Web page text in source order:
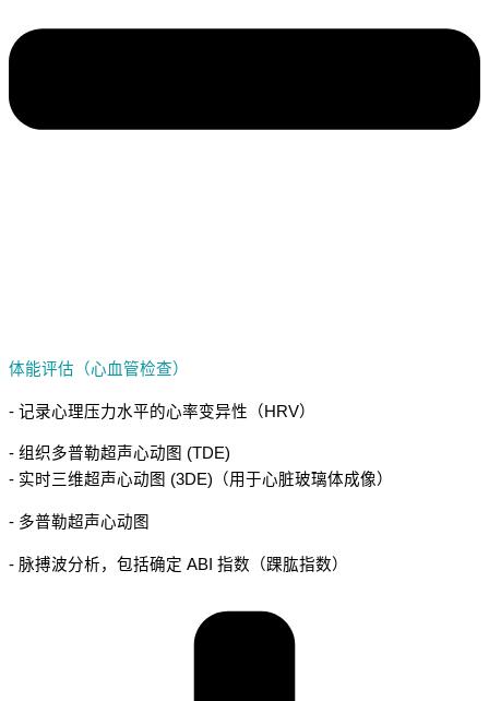
体能评估（心血管检查）
- 记录心理压力水平的心率变异性（HRV）
- 组织多普勒超声心动图 (TDE)
- 实时三维超声心动图 (3DE)（用于心脏玻璃体成像）
- 多普勒超声心动图
- 脉搏波分析，包括确定 ABI 指数（踝肱指数）